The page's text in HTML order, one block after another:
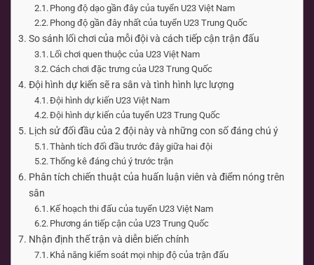
Phong độ dạo gần đây của tuyển U23 Việt Nam
Phong độ gần đây nhất của tuyển U23 Trung Quốc
So sánh lối chơi của mỗi đội và cách tiếp cận trận đấu
Lối chơi quen thuộc của U23 Việt Nam
Cách chơi đặc trưng của U23 Trung Quốc
Đội hình dự kiến sẽ ra sân và tình hình lực lượng
Đội hình dự kiến U23 Việt Nam
Đội hình dự kiến của tuyển U23 Trung Quốc
Lịch sử đối đầu của 2 đội này và những con số đáng chú ý
Thành tích đối đầu trước đây giữa hai đội
Thống kê đáng chú ý trước trận
Phân tích chiến thuật của huấn luận viên và điểm nóng trên
sân
Kế hoạch thi đấu của tuyển U23 Việt Nam
Phương án tiếp cận của U23 Trung Quốc
Nhận định thế trận và diễn biến chính
Khả năng kiểm soát mọi nhịp độ của trận đấu